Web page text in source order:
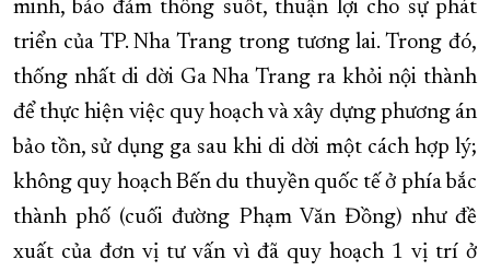
minh, bảo đảm thông suốt, thuận lợi cho sự phát
triển của TP. Nha Trang trong tương lai. Trong đó,
thống nhất di dời Ga Nha Trang ra khỏi nội thành
để thực hiện việc quy hoạch và xây dựng phương án
bảo tồn, sử dụng ga sau khi di dời một cách hợp lý;
không quy hoạch Bến du thuyền quốc tế ở phía bắc
thành phố (cuối đường Phạm Văn Đồng) như đề
xuất của đơn vị tư vấn vì đã quy hoạch 1 vị trí ở